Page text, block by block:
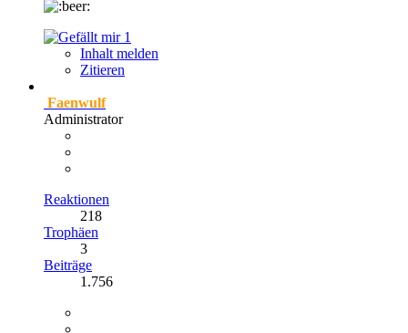
1
Inhalt melden
Zitieren
Faenwulf
Administrator
Reaktionen
218
Trophäen
3
Beiträge
1.756